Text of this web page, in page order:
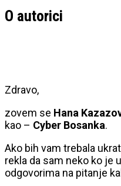
O autorici
Zdravo,
zovem se Hana
kao – Cyber Bosanka.
Ako bih vam trebala
rekla da sam neko ko je
odgovorima na pitanje